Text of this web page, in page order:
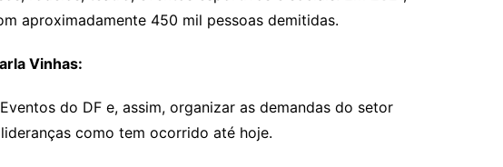
aproximadamente 450 mil pessoas demitidas.
Vinhas:
do DF e, assim, organizar as demandas do setor
como tem ocorrido até hoje.